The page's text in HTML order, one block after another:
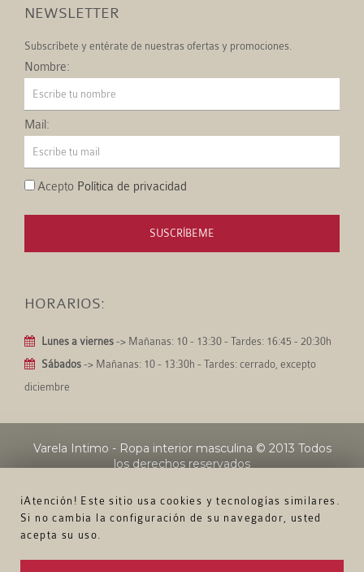
¡Atención! Este sitio usa cookies y tecnologías similares.
Si no cambia la configuración de su navegador, usted
acepta su uso.
NEWSLETTER
Subscríbete y entérate de nuestras ofertas y promociones.
Nombre:
Mail:
Acepto Política de privacidad
SUSCRÍBEME
HORARIOS:
Lunes a viernes -> Mañanas: 10 - 13:30 - Tardes: 16:45 - 20:30h
Sábados -> Mañanas: 10 - 13:30h - Tardes: cerrado, excepto
diciembre
Varela Intimo - Ropa interior masculina © 2013 Todos
los derechos reservados